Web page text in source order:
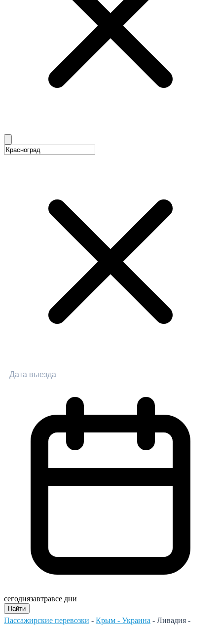
сегоднязавтравсе дни
Найти
Пассажирские перевозки - Крым - Украина - Ливадия -